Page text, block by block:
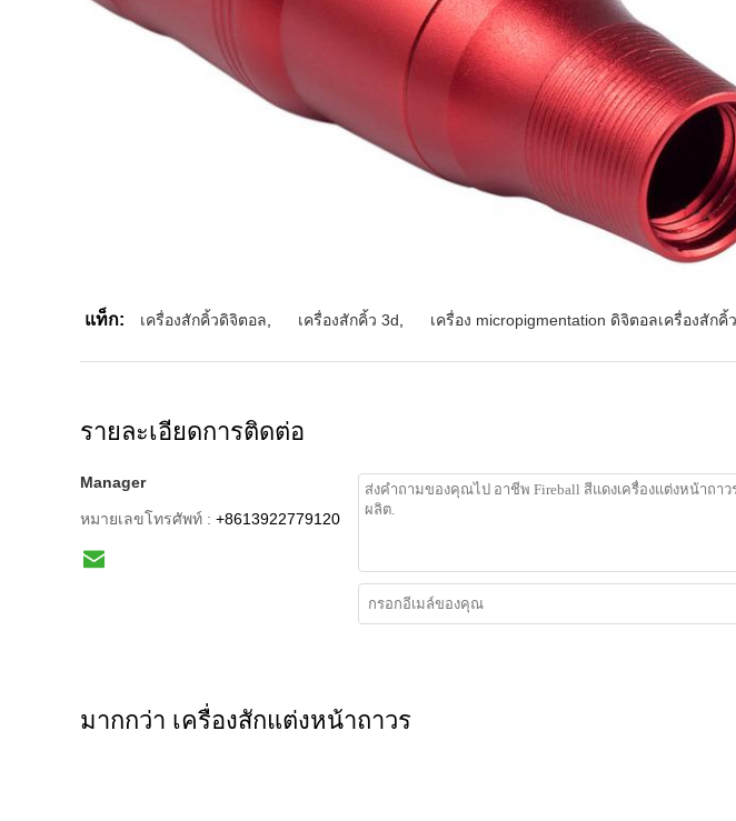
แท็ก: เครื่องสักคิ้วดิจิตอล เครื่องสักคิ้ว 3d เครื่อง micropigmentation ดิจิตอลเครื่องสักคิ้
รายละเอียดการติดต่อ
Manager
หมายเลขโทรศัพท์ : +8613922779120
มากกว่า เครื่องสักแต่งหน้าถาวร